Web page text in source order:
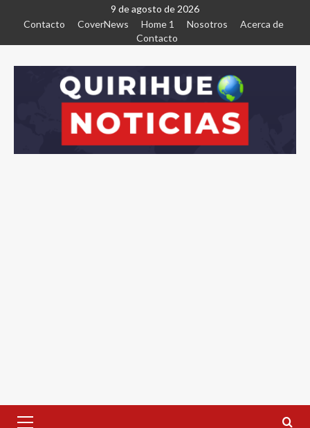
9 de agosto de 2026
Contacto
CoverNews Home 1 Nosotros
Acerca de
Contacto